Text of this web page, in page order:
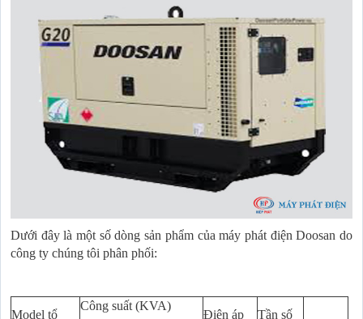
Dưới đây là một số dòng sản phẩm của máy phát điện Doosan do
công ty chúng tôi phân phối:
Model tổ
Công suất (KVA)
Điện áp
Tần số